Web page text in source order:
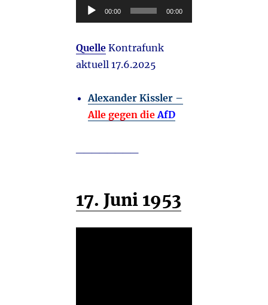
Audio-
Player
00:00 00:00
Quelle Kontrafunk
aktuell 17.6.2025
Alexander Kissler –
Alle gegen dieAfD
17. Juni 1953